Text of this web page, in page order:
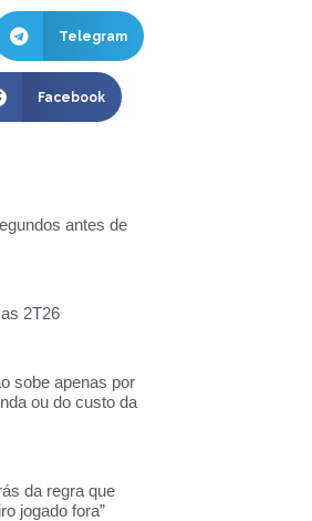
Telegram
Facebook
antes de
2T26
sobe apenas por
ou do custo da
da regra que
jogado fora”